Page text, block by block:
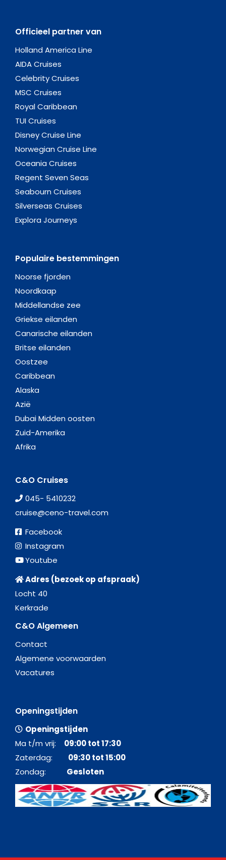
Officieel partner van
Holland America Line
AIDA Cruises
Celebrity Cruises
MSC Cruises
Royal Caribbean
TUI Cruises
Disney Cruise Line
Norwegian Cruise Line
Oceania Cruises
Regent Seven Seas
Seabourn Cruises
Silverseas Cruises
Explora Journeys
Populaire bestemmingen
Noorse fjorden
Noordkaap
Middellandse zee
Griekse eilanden
Canarische eilanden
Britse eilanden
Oostzee
Caribbean
Alaska
Azië
Dubai Midden oosten
Zuid-Amerika
Afrika
C&O Cruises
045- 5410232
cruise@ceno-travel.com
Facebook
Instagram
Youtube
Adres (bezoek op afspraak)
Locht 40
Kerkrade
C&O Algemeen
Contact
Algemene voorwaarden
Vacatures
Openingstijden
Openingstijden
Ma t/m vrij: 09:00 tot 17:30
Zaterdag: 09:30 tot 15:00
Zondag: Gesloten